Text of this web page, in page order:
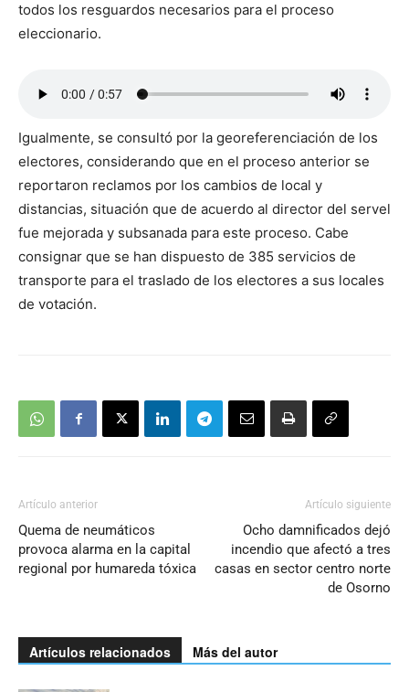
todos los resguardos necesarios para el proceso
eleccionario.
Igualmente, se consultó por la georeferenciación de los
electores, considerando que en el proceso anterior se
reportaron reclamos por los cambios de local y
distancias, situación que de acuerdo al director del servel
fue mejorada y subsanada para este proceso. Cabe
consignar que se han dispuesto de 385 servicios de
transporte para el traslado de los electores a sus locales
de votación.
Artículo anterior
Quema de neumáticos
provoca alarma en la capital
regional por humareda tóxica
Artículo siguiente
Ocho damnificados dejó
incendio que afectó a tres
casas en sector centro norte
de Osorno
Artículos relacionados Más del autor